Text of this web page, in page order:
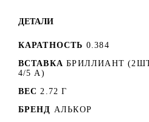
ДЕТАЛИ
КАРАТНОСТЬ 0.384
ВСТАВКА БРИЛЛИАНТ
4/5 А)
ВЕС 2.72 Г
БРЕНД АЛЬКОР